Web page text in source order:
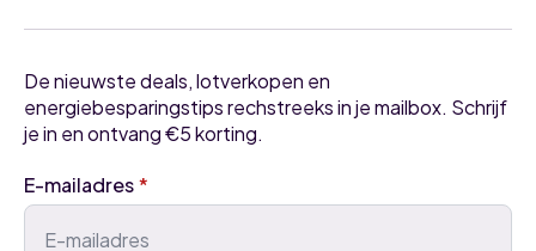
De nieuwste deals, lotverkopen en
energiebesparingstips rechstreeks in je mailbox. Schrijf
je in en ontvang €5 korting.
E-mailadres*